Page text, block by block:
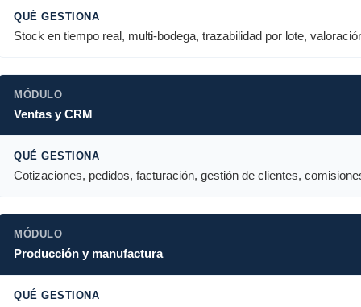
Stock en tiempo real, multi-bodega, trazabilidad por lote,
Ventas y CRM
Cotizaciones, pedidos, facturación, gestión de clientes,
Producción y manufactura